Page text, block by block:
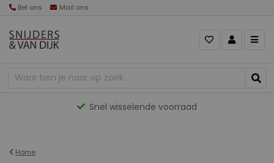
Bel ons Mail ons
Gevarieerd aanbod
Home